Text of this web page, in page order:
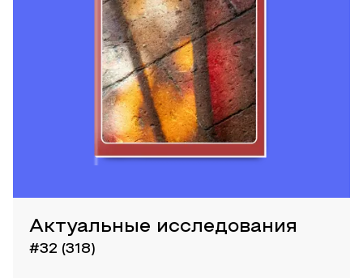
Актуальные исследования
#32 (318)